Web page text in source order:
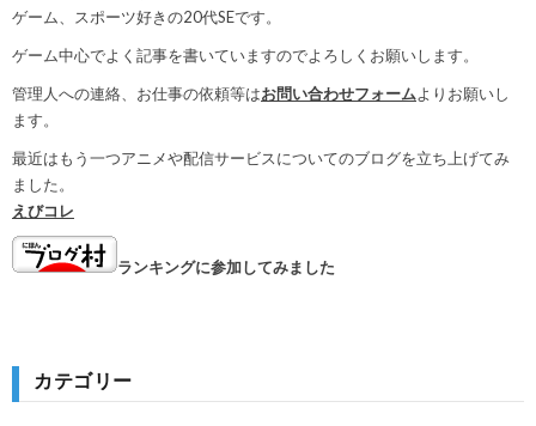
ゲーム、スポーツ好きの20代SEです。
ゲーム中心でよく記事を書いていますのでよろしくお願いします。
管理人への連絡、お仕事の依頼等はお問い合わせフォームよりお願いし
ます。
最近はもう一つアニメや配信サービスについてのブログを立ち上げてみ
ました。
えびコレ
ランキングに参加してみました
カテゴリー